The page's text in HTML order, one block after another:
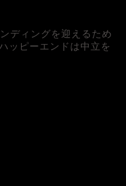
ディングを迎えるため
ッピーエンドは中立を